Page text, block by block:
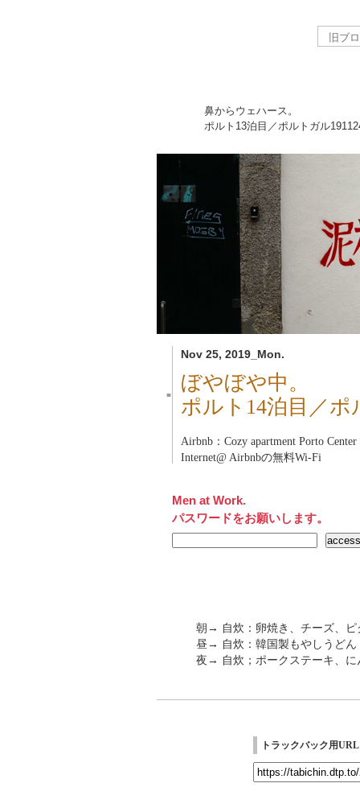
鼻からウェハース。
ポルト13泊目／ポルトガル
Nov 25, 2019_Mon.
■
ぼやぼや中。
ポルト14泊目／ポ
Airbnb：Cozy apartment Porto
Internet@ Airbnbの無料Wi-Fi
Men at Work.
パスワードをお願いします。
朝→ 自炊：卵焼き、チーズ、ピ
昼→ 自炊：韓国製もやしうどん
夜→ 自炊；ポークステーキ、に
トラックバック用URL